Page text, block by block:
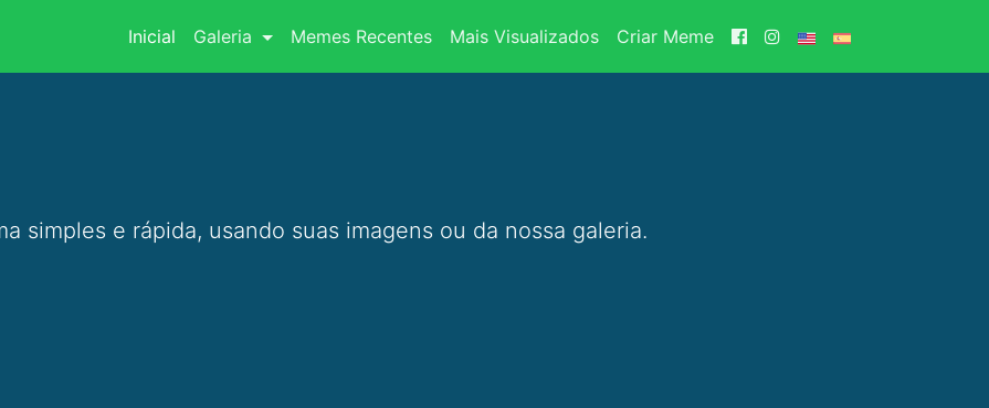
Inicial(current)
Galeria Memes Recentes Mais Visualizados Criar Meme
simples e rápida, usando suas imagens ou da nossa galeria.